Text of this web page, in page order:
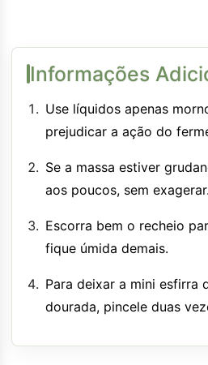
Informações
Use líquidos apenas
prejudicar a ação do
Se a massa estiver
aos poucos, sem exagerar.
Escorra bem o recheio
fique úmida demais.
Para deixar a mini esfirra
dourada, pincele duas